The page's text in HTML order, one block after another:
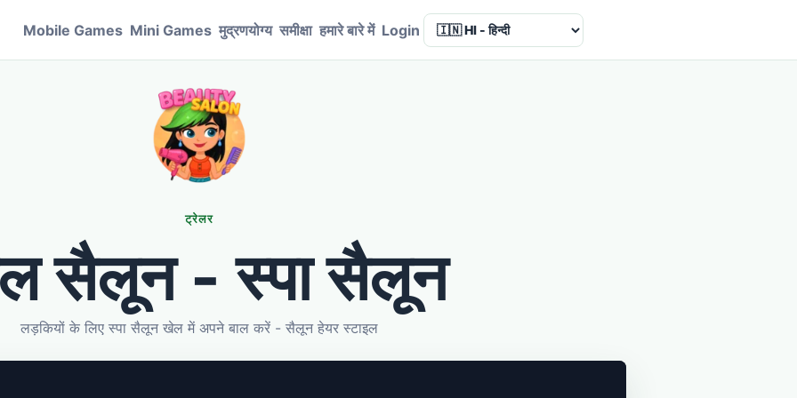
Mobile Games Mini Games मुद्रणयोग्य समीक्षा हमारे बारे में Login Language
ट्रेलर
सैलून - स्पा सैलून
लड़कियों के लिए स्पा सैलून खेल में अपने बाल करें - सैलून हेयर स्टाइल